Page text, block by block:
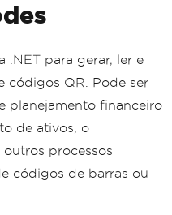
.NET para gerar, ler e
códigos QR. Pode ser
planejamento financeiro
de ativos, o
processos
códigos de barras ou